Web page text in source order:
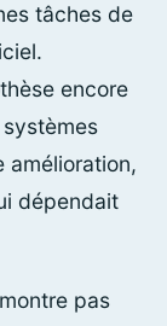
tâches de
encore
amélioration,
dépendait
pas